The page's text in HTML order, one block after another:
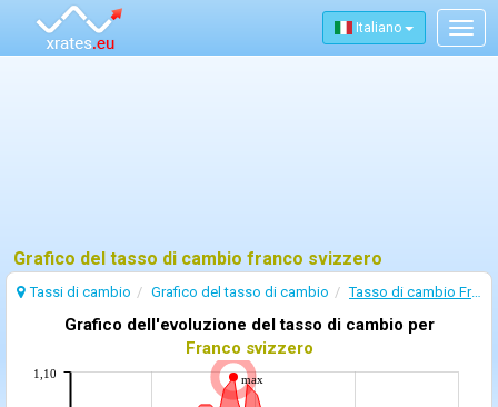
Italiano
Grafico del tasso di cambio franco svizzero
Tassi di cambio Grafico del tasso di cambio Tasso di cambio Franco svizzero
Grafico dell'evoluzione del tasso di cambio per
Franco svizzero
max
1,10